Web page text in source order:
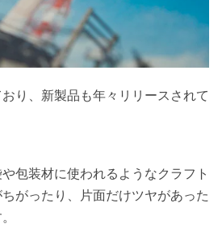
り、新製品も年々リリースされて
や包装材に使われるようなクラフト
がったり、片面だけツヤがあった